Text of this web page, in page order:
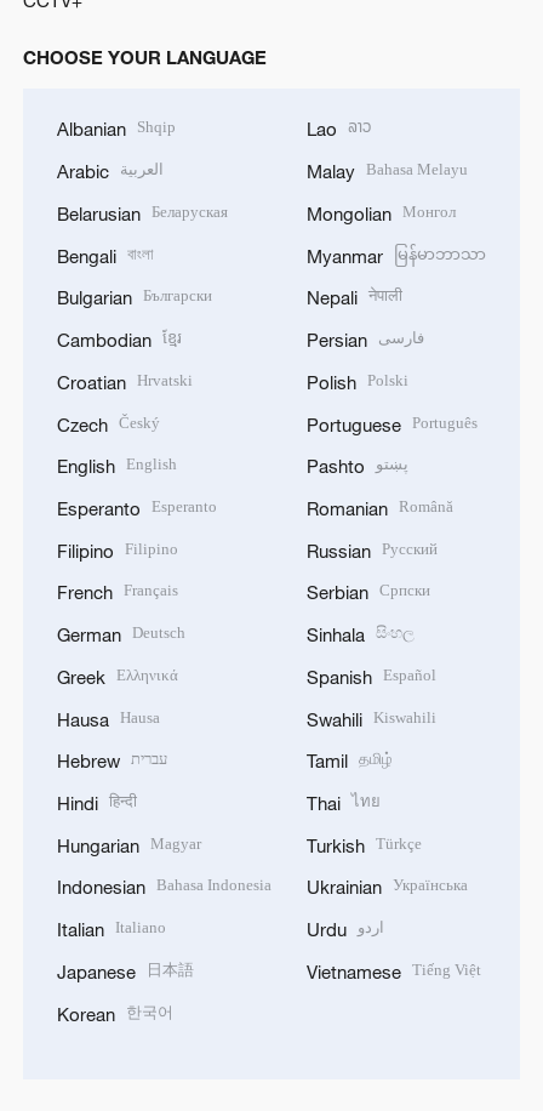
CHOOSE YOUR LANGUAGE
Albanian Shqip
Arabic العربية
Belarusian Беларуская
Bengali বাংলা
Bulgarian Български
Cambodian ខ្មែរ
Croatian Hrvatski
Czech Český
English English
Esperanto Esperanto
Filipino Filipino
French Français
German Deutsch
Greek Ελληνικά
Hausa Hausa
Hebrew עברית
Hindi हिन्दी
Hungarian Magyar
Indonesian Bahasa Indonesia
Italian Italiano
Japanese 日本語
Korean 한국어
Lao ລາວ
Malay Bahasa Melayu
Mongolian Монгол
Myanmar မြန်မာဘာသာ
Nepali नेपाली
Persian فارسی
Polish Polski
Portuguese Português
Pashto پښتو
Romanian Română
Russian Русский
Serbian Српски
Sinhala සිංහල
Spanish Español
Swahili Kiswahili
Tamil தமிழ்
Thai ไทย
Turkish Türkçe
Ukrainian Українська
Urdu اردو
Vietnamese Tiếng Việt